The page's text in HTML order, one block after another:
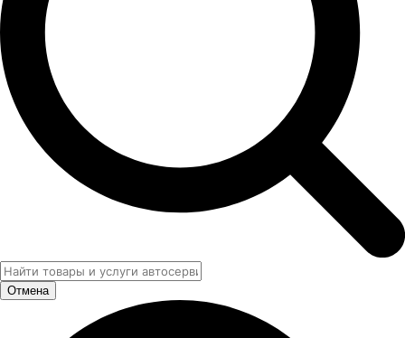
Отмена